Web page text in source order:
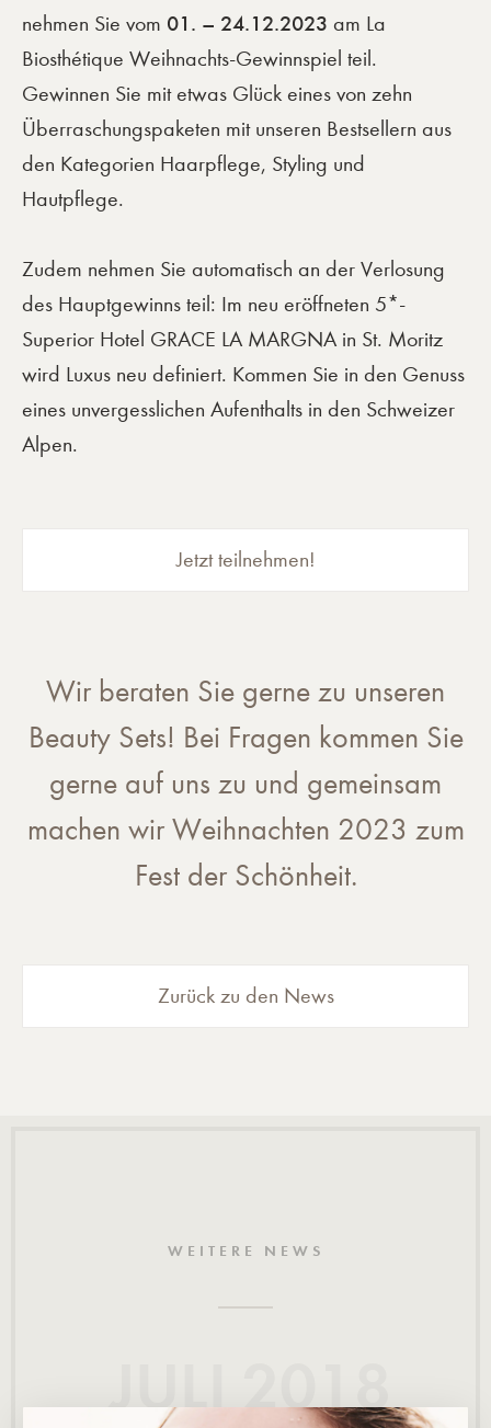
nehmen Sie vom 01. – 24.12.2023 am La
Biosthétique Weihnachts-Gewinnspiel teil.
Gewinnen Sie mit etwas Glück eines von zehn
Überraschungspaketen mit unseren Bestsellern aus
den Kategorien Haarpflege, Styling und
Hautpflege.
Zudem nehmen Sie automatisch an der Verlosung
des Hauptgewinns teil: Im neu eröffneten 5*-
Superior Hotel GRACE LA MARGNA in St. Moritz
wird Luxus neu definiert. Kommen Sie in den Genuss
eines unvergesslichen Aufenthalts in den Schweizer
Alpen.
Jetzt teilnehmen!
Wir beraten Sie gerne zu unseren
Beauty Sets! Bei Fragen kommen Sie
gerne auf uns zu und gemeinsam
machen wir Weihnachten 2023 zum
Fest der Schönheit.
Zurück zu den News
WEITERE NEWS
JULI 2018